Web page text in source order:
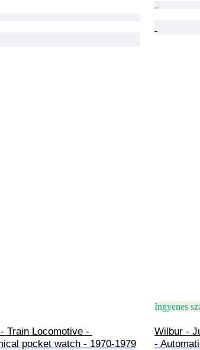
Train Locomotive -
pocket watch - 1970-1979
Ingyenes
Wilbur -
-